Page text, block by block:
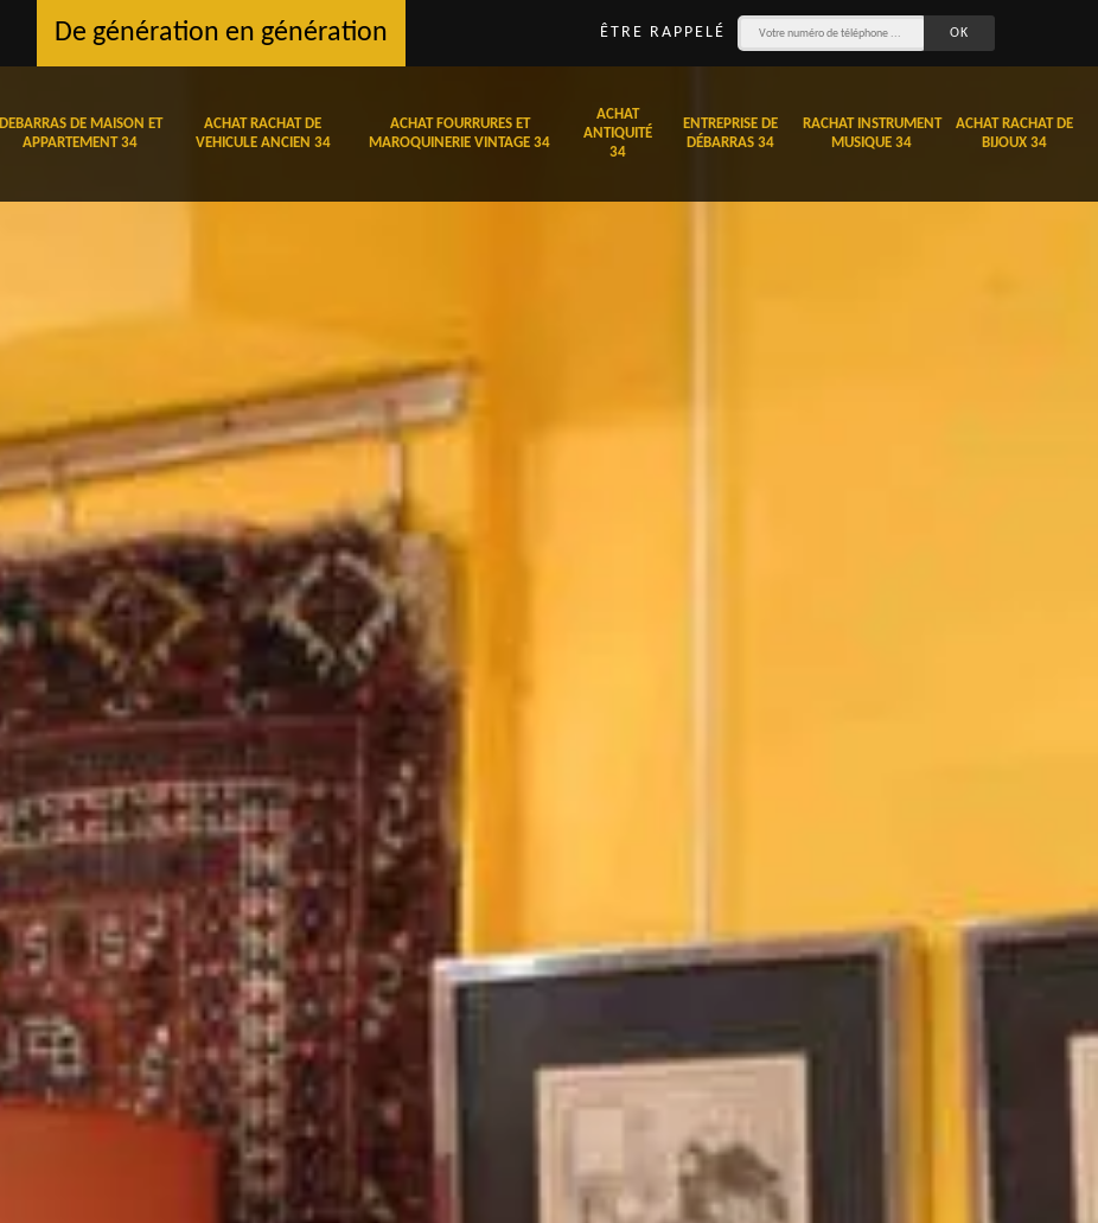
De génération en génération ÊTRE RAPPELÉ
DEBARRAS DE MAISON ET
APPARTEMENT 34
ACHAT RACHAT DE
VEHICULE ANCIEN 34
ACHAT FOURRURES ET
MAROQUINERIE VINTAGE 34
ACHAT
ANTIQUITÉ
34
ENTREPRISE DE
DÉBARRAS 34
RACHAT INSTRUMENT
MUSIQUE 34
ACHAT RACHAT DE
BIJOUX 34